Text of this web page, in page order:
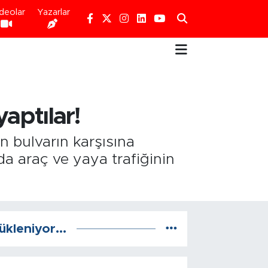
Yazarlar
karşısına
araç ve yaya trafiğinin